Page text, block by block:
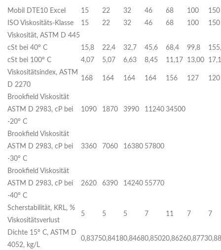
Mobil DTE10 Excel 15 22 32 46 68 100
150
ISO Viskositäts-Klasse
15 22 32 46 68 100
150
Viskosität, ASTM D 445
cSt bei 40º C
15,8 22,4 32,7 45,6 68,4 99,8
cSt bei 100º C
4,07 5,07 6,63 8,45 11,17 13,00
Viskositätsindex, ASTM
D 2270
168 164 164 164 156 127 120
Brookfield Viskosität
ASTM D 2983, cP bei
-20° C
1090 1870 3990 11240 34500
Brookfield Viskosität
ASTM D 2983, cP bei
-30° C
3360 7060 16380 57800
Brookfield Viskosität
ASTM D 2983, cP bei
-40° C
2620 6390 14240 55770
Scherstabilität, KRL, %
Viskositätsverlust
5 5 5 7 11 7 7
Dichte 15º C, ASTM D
4052, kg/L
0,83750,84180,84680,85020,86260,8773